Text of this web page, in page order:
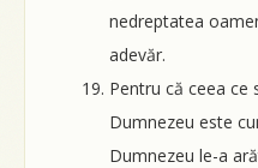
nedreptatea
adevăr.
Pentru că ceea ce
Dumnezeu este
Dumnezeu le-a